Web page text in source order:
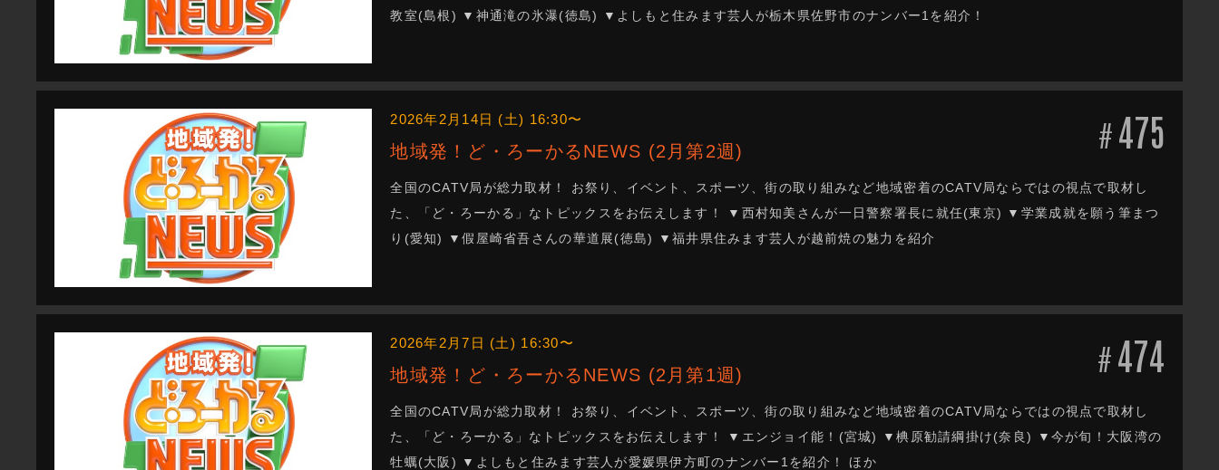
教室(島根) ▼神通滝の氷瀑(徳島) ▼よしもと住みます芸人が栃木県佐野市のナンバー1を紹介！
#475
2026年2月14日 (土) 16:30〜
地域発！ど・ろーかるNEWS (2月第2週)
全国のCATV局が総力取材！ お祭り、イベント、スポーツ、街の取り組みなど地域密着のCATV局ならではの視点で取材し
た、「ど・ろーかる」なトピックスをお伝えします！ ▼西村知美さんが一日警察署長に就任(東京) ▼学業成就を願う筆まつ
り(愛知) ▼假屋崎省吾さんの華道展(徳島) ▼福井県住みます芸人が越前焼の魅力を紹介
#474
2026年2月7日 (土) 16:30〜
地域発！ど・ろーかるNEWS (2月第1週)
全国のCATV局が総力取材！ お祭り、イベント、スポーツ、街の取り組みなど地域密着のCATV局ならではの視点で取材し
た、「ど・ろーかる」なトピックスをお伝えします！ ▼エンジョイ能！(宮城) ▼椣原勧請綱掛け(奈良) ▼今が旬！大阪湾の
牡蠣(大阪) ▼よしもと住みます芸人が愛媛県伊方町のナンバー1を紹介！ ほか